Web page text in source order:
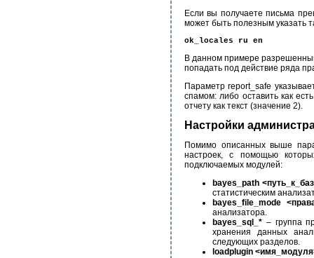
Если вы получаете письма
может быть полезным указать
ok_locales ru en
В данном примере
попадать под действие ряда
Параметр report_safe
спамом: либо оставить как
отчету как текст (значение 2).
Настройки
Помимо описанных выше
настроек, с помощью
подключаемых модулей:
bayes_path
статистическим
bayes_file_mode
анализатора.
bayes_sql_* – группа
хранения данных
следующих разделов.
loadplugin